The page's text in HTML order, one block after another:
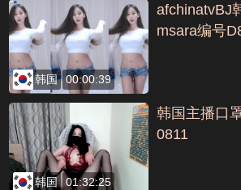
韩国 00:00:39
afchinatvBJ
msara编号
韩国 01:32:25
韩国主播口
0811